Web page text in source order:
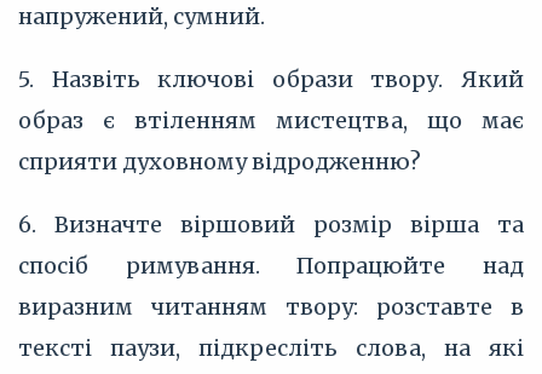
напружений, сумний.
5. Назвіть ключові образи твору. Який
образ є втіленням мистецтва, що має
сприяти духовному відродженню?
6. Визначте віршовий розмір вірша та
спосіб римування. Попрацюйте над
виразним читанням твору: розставте в
тексті паузи, підкресліть слова, на які